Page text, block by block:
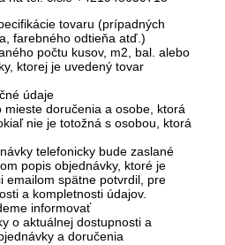
tovaru (prípadných
farebného odtieňa atď.)
počtu kusov, m2, bal. alebo
ktorej je uvedený tovar
údaje
mieste doručenia a osobe, ktorá
nie je totožná s osobou, ktorá
telefonicky bude zaslané
popis objednávky, ktoré je
emailom spätne potvrdil, pre
a kompletnosti údajov.
informovať
o aktuálnej dostupnosti a
a doručenia